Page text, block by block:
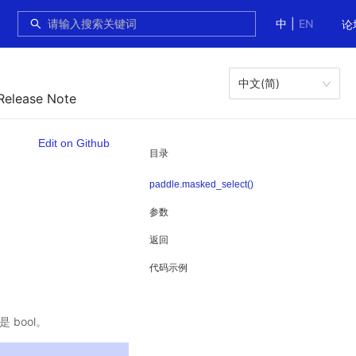
中 EN 论
Note
中文(简)
目录
paddle.masked_select()
参数
返回
代码示例
Edit on Github
bool。